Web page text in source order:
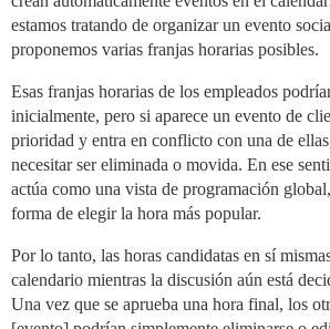
estamos tratando de organizar un evento
proponemos varias franjas horarias posibles.
Esas franjas horarias de los empleados
inicialmente, pero si aparece un evento de
prioridad y entra en conflicto con una de
necesitar ser eliminada o movida. En ese
actúa como una vista de programación
forma de elegir la hora más popular.
Por lo tanto, las horas candidatas en sí
calendario mientras la discusión aún está
Una vez que se aprueba una hora final, los